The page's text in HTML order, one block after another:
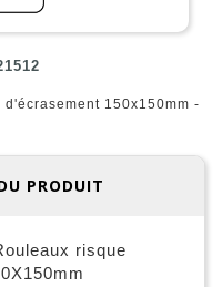
150x150mm -
PRODUIT
risque